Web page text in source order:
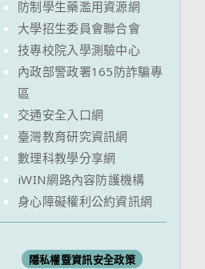
防制學生藥濫用資源網
大學招生委員會聯合會
技專校院入學測驗中心
內政部警政署165防詐騙專
區
交通安全入口網
臺灣教育研究資訊網
數理科教學分享網
iWIN網路內容防護機構
身心障礙權利公約資訊網
隱私權暨資訊安全政策